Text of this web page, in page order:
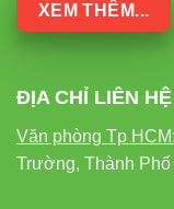
XEM THÊM...
ĐỊA CHỈ LIÊN HỆ
Văn phòng Tp HCM:
Trường, Thành